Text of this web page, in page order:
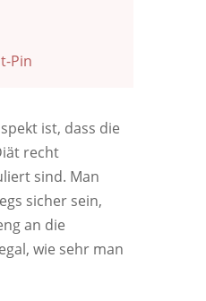
Pin
ist, dass die
recht
sind. Man
sicher sein,
an die
wie sehr man